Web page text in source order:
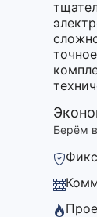
Берём